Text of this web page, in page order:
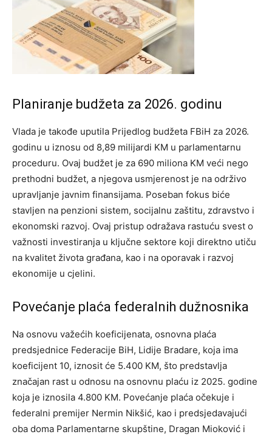
Planiranje budžeta za 2026. godinu
Vlada je takođe uputila Prijedlog budžeta FBiH za 2026.
godinu u iznosu od 8,89 milijardi KM u parlamentarnu
proceduru. Ovaj budžet je za 690 miliona KM veći nego
prethodni budžet, a njegova usmjerenost je na održivo
upravljanje javnim finansijama. Poseban fokus biće
stavljen na penzioni sistem, socijalnu zaštitu, zdravstvo i
ekonomski razvoj. Ovaj pristup odražava rastuću svest o
važnosti investiranja u ključne sektore koji direktno utiču
na kvalitet života građana, kao i na oporavak i razvoj
ekonomije u cjelini.
Povećanje plaća federalnih dužnosnika
Na osnovu važećih koeficijenata, osnovna plaća
predsjednice Federacije BiH, Lidije Bradare, koja ima
koeficijent 10, iznosit će 5.400 KM, što predstavlja
značajan rast u odnosu na osnovnu plaću iz 2025. godine
koja je iznosila 4.800 KM. Povećanje plaća očekuje i
federalni premijer Nermin Nikšić, kao i predsjedavajući
oba doma Parlamentarne skupštine, Dragan Mioković i